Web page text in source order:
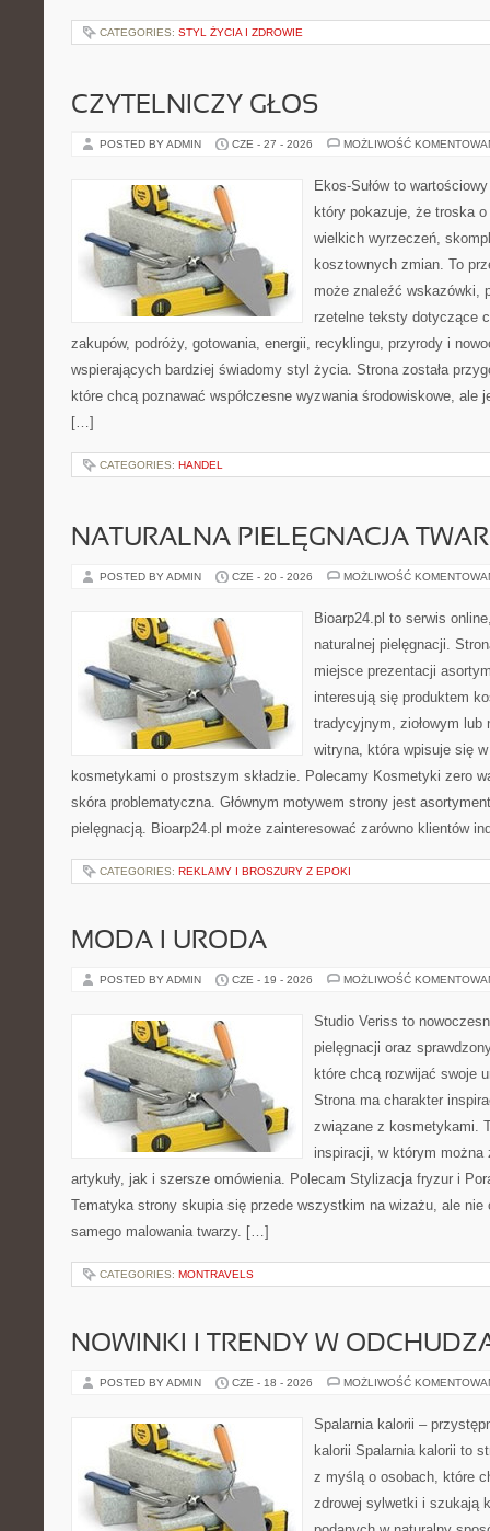
CATEGORIES: STYL ŻYCIA I ZDROWIE
CZYTELNICZY GŁOS
POSTED BY ADMIN CZE - 27 - 2026 MOŻLIWOŚĆ
Ekos-Sułów to
który pokazuje, że troska
wielkich wyrzeczeń,
kosztownych zmian. To
może znaleźć wskazówki,
rzetelne teksty dotyczące
zakupów, podróży, gotowania, energii, recyklingu, przyrody i
wspierających bardziej świadomy styl życia. Strona została
które chcą poznawać współczesne wyzwania środowiskowe, ale
[…]
CATEGORIES: HANDEL
NATURALNA PIELĘGNACJA
POSTED BY ADMIN CZE - 20 - 2026 MOŻLIWOŚĆ
Bioarp24.pl to serwis
naturalnej pielęgnacji.
miejsce prezentacji
interesują się produktem
tradycyjnym, ziołowym lub
witryna, która wpisuje się
kosmetykami o prostszym składzie. Polecamy Kosmetyki zero
skóra problematyczna. Głównym motywem strony jest
pielęgnacją. Bioarp24.pl może zainteresować zarówno klientów
CATEGORIES: REKLAMY I BROSZURY Z EPOKI
MODA I URODA
POSTED BY ADMIN CZE - 19 - 2026 MOŻLIWOŚĆ
Studio Veriss to
pielęgnacji oraz
które chcą rozwijać swoje
Strona ma charakter
związane z kosmetykami.
inspiracji, w którym
artykuły, jak i szersze omówienia. Polecam Stylizacja fryzur i
Tematyka strony skupia się przede wszystkim na wizażu, ale nie
samego malowania twarzy. […]
CATEGORIES: MONTRAVELS
NOWINKI I TRENDY W
POSTED BY ADMIN CZE - 18 - 2026 MOŻLIWOŚĆ
Spalarnia kalorii –
kalorii Spalarnia kalorii to
z myślą o osobach, które
zdrowej sylwetki i szukają